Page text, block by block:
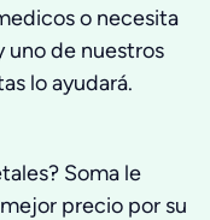
o necesita
uno de nuestros
lo ayudará.
Soma le
precio por su